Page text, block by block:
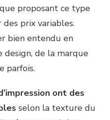
proposant ce type
prix variables.
bien entendu en
design, de la marque
parfois.
ont des
selon la texture du